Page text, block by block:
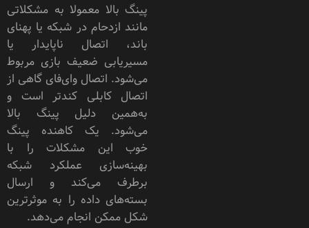
پینگ بالا معمولا به مشکلاتی
مانند ازدحام در شبکه یا پهنای
باند، اتصال ناپایدار یا
مسیریابی ضعیف بازی مربوط
می‌شود. اتصال وای‌فای گاهی از
اتصال کابلی کندتر است و
به‌همین دلیل پینگ بالا
می‌شود. یک کاهنده پینگ
خوب این مشکلات را با
بهینه‌سازی عملکرد شبکه
برطرف می‌کند و ارسال
بسته‌های داده را به موثرترین
شکل ممکن انجام می‌دهد.